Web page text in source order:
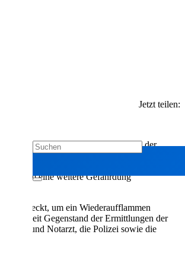
Jetzt teilen:
der ersten Einsatzkräfte standen der
zum Einsatz, die den Brand mit
sich im Fahrzeug mehrere
um eine weitere Gefährdung
abgedeckt, um ein Wiederaufflammen
derzeit Gegenstand der Ermittlungen der
und Notarzt, die Polizei sowie die